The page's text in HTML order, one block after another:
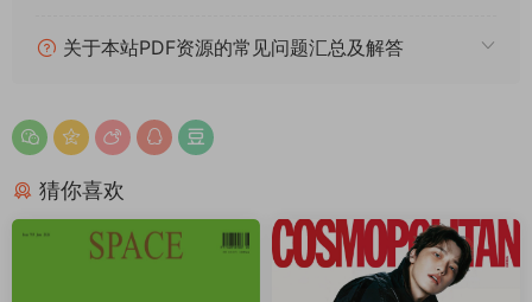
关于本站PDF资源的常见问题汇总及解答
猜你喜欢